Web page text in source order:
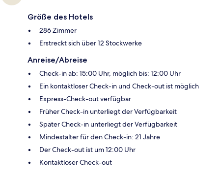
Größe des Hotels
286 Zimmer
Erstreckt sich über 12 Stockwerke
Anreise/Abreise
Check-in ab: 15:00 Uhr, möglich bis: 12:00 Uhr
Ein kontaktloser Check-in und Check-out ist möglich
Express-Check-out verfügbar
Früher Check-in unterliegt der Verfügbarkeit
Später Check-in unterliegt der Verfügbarkeit
Mindestalter für den Check-in: 21 Jahre
Der Check-out ist um 12:00 Uhr
Kontaktloser Check-out